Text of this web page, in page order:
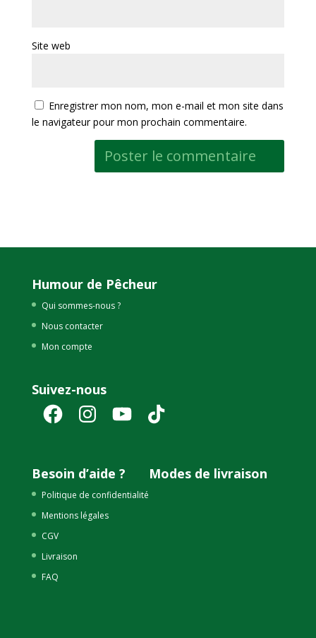
Site web
Enregistrer mon nom, mon e-mail et mon site dans
le navigateur pour mon prochain commentaire.
Humour de Pêcheur
Qui sommes-nous ?
Nous contacter
Mon compte
Suivez-nous
FacebookInstagramYouTube TikTok
Besoin d’aide ?
Politique de confidentialité
Mentions légales
CGV
Livraison
FAQ
Modes de livraison